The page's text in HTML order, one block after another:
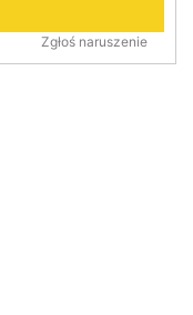
Zgłoś naruszenie